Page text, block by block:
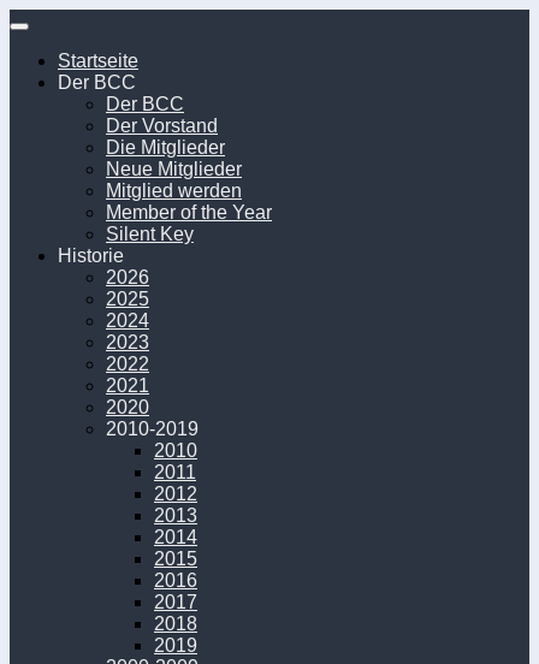
Unter
Inhalt
Startseite
Der BCC
Der BCC
Der Vorstand
Die Mitglieder
Neue Mitglieder
Mitglied werden
Member of the Year
Silent Key
Historie
2026
2025
2024
2023
2022
2021
2020
2010-2019
2010
2011
2012
2013
2014
2015
2016
2017
2018
2019